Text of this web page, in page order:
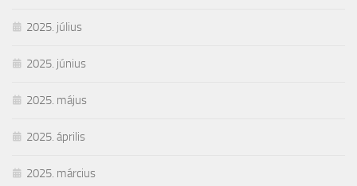
2025. július
2025. június
2025. május
2025. április
2025. március